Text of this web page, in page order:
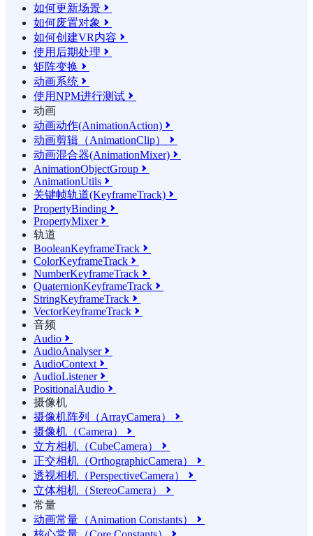
如何更新场景 
如何废置对象 
如何创建VR内容 
使用后期处理 
矩阵变换 
动画系统 
使用NPM进行测试 
动画
动画动作(AnimationAction) 
动画剪辑（AnimationClip） 
动画混合器(AnimationMixer) 
AnimationObjectGroup 
AnimationUtils 
关键帧轨道(KeyframeTrack) 
PropertyBinding 
PropertyMixer
轨道
BooleanKeyframeTrack 
ColorKeyframeTrack 
NumberKeyframeTrack 
QuaternionKeyframeTrack 
StringKeyframeTrack 
VectorKeyframeTrack 
音频
Audio 
AudioAnalyser
AudioContext 
AudioListener
PositionalAudio 
摄像机
摄像机阵列（ArrayCamera）

摄像机（Camera） 
立方相机（CubeCamera） 
正交相机（OrthographicCamera） 
透视相机（PerspectiveCamera） 
立体相机（StereoCamera） 
常量
动画常量（Animation Constants）
